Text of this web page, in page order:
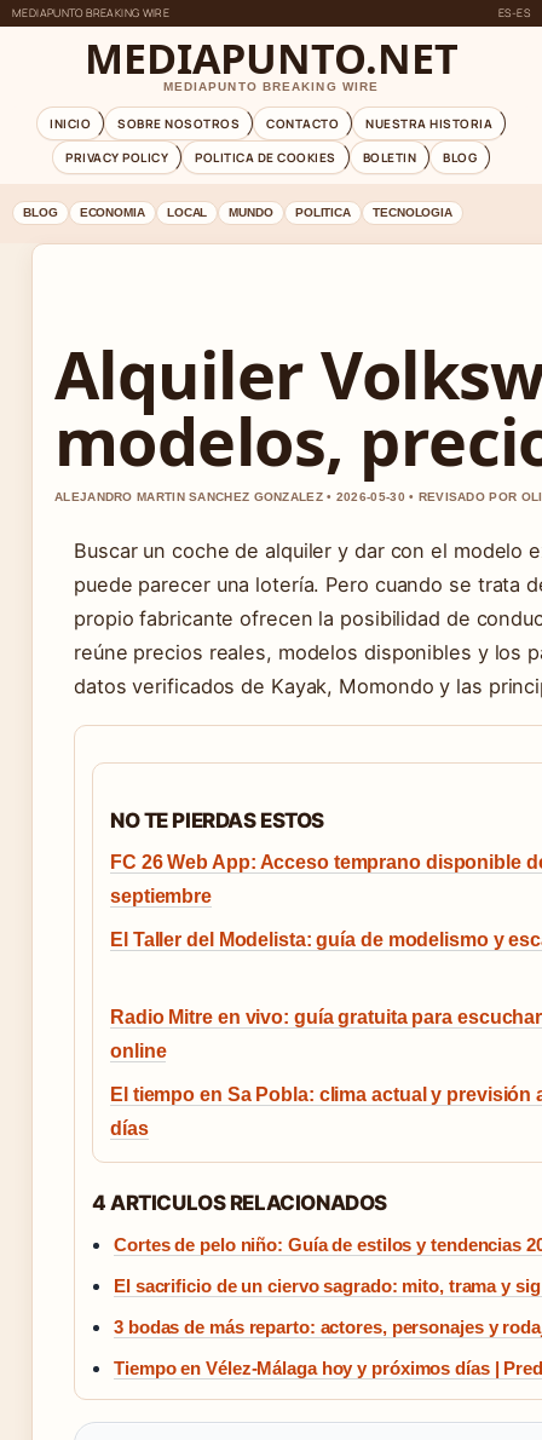
MEDIAPUNTO BREAKING WIRE ES-ES
MEDIAPUNTO.NET
MEDIAPUNTO BREAKING WIRE
INICIO SOBRE NOSOTROS CONTACTO
NUESTRA HISTORIA
PRIVACY POLICY
POLITICA DE COOKIES BOLETIN BLOG
BLOG ECONOMIA LOCAL MUNDO POLITICA TECNOLOGIA
Alquiler
modelos,
ALEJANDRO MARTIN SANCHEZ GONZALEZ • 2026-05-30 • REVISADO POR
Buscar un coche de alquiler y dar con el modelo
puede parecer una lotería. Pero cuando se trata
propio fabricante ofrecen la posibilidad de
reúne precios reales, modelos disponibles y los
datos verificados de Kayak, Momondo y las
NO TE PIERDAS ESTOS
FC 26 Web App: Acceso temprano disponible
septiembre
El Taller del Modelista: guía de modelismo y
Radio Mitre en vivo: guía gratuita para escuchar
online
El tiempo en Sa Pobla: clima actual y previsión
días
4 ARTICULOS RELACIONADOS
Cortes de pelo niño: Guía de estilos y tendencias
El sacrificio de un ciervo sagrado: mito, trama y
3 bodas de más reparto: actores, personajes y
Tiempo en Vélez-Málaga hoy y próximos días |